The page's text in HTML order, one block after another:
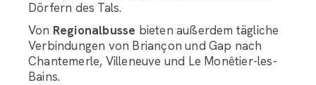
Dörfern des Tals.
Von Regionalbusse bieten außerdem tägliche
Verbindungen von Briançon und Gap nach
Chantemerle, Villeneuve und Le Monêtier-les-
Bains.